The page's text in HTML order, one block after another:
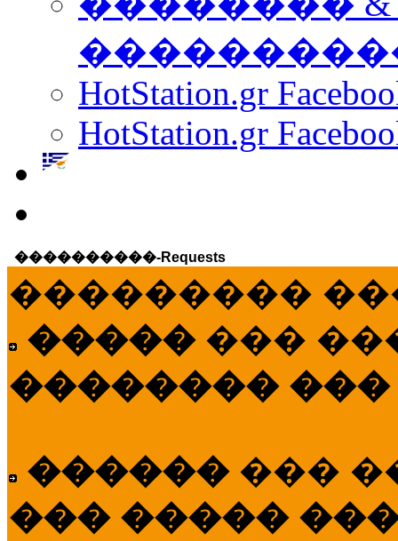
HotStation.gr
HotStation.gr
����������-Requests
���������
����� ���
��������
������ ���
��� �����